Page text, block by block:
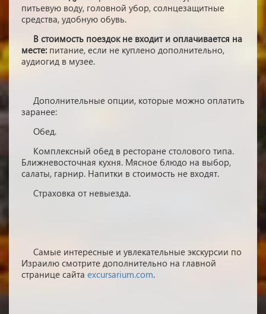
питьевую воду, головной убор, солнцезащитные
средства, удобную обувь.
В стоимость поездок не входит и оплачивается на
месте: питание, если не куплено дополнительно,
аудиогид в музее.
Дополнительные опции, которые можно оплатить
заранее:
Обед.
Комплексный обед в ресторане столового типа.
Ближневосточная кухня. Мясное блюдо на выбор,
салаты, гарнир. Напитки в стоимость не входят.
Страховка от невыезда.
Самые интересные и увлекательные экскурсии по
Израилю смотрите дополнительно на главной
странице сайта excursarium.com.